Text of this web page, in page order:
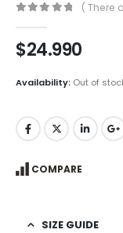
( There
$24.990
Availability: Out of
COMPARE
SIZE GUIDE